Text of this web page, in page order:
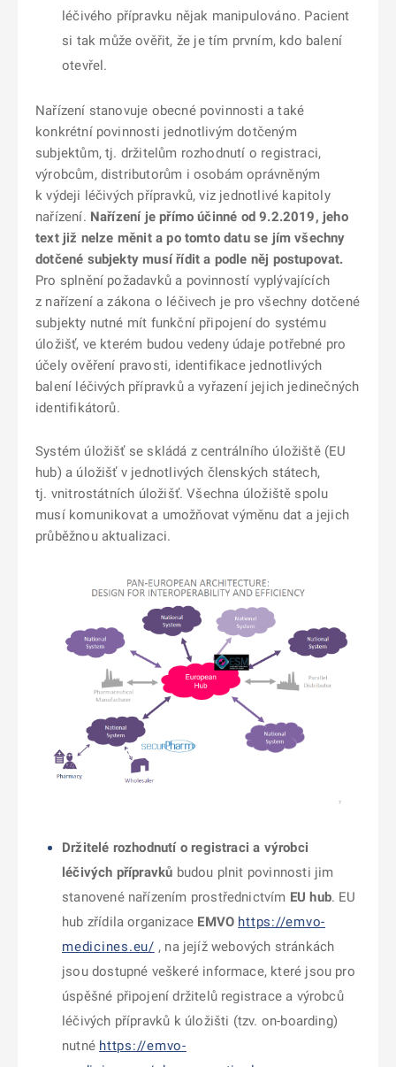
léčivého přípravku nějak manipulováno. Pacient
si tak může ověřit, že je tím prvním, kdo balení
otevřel.
Nařízení stanovuje obecné povinnosti a také
konkrétní povinnosti jednotlivým dotčeným
subjektům, tj. držitelům rozhodnutí o registraci,
výrobcům, distributorům i osobám oprávněným
k výdeji léčivých přípravků, viz jednotlivé kapitoly
nařízení. Nařízení je přímo účinné od 9.2.2019, jeho
text již nelze měnit a po tomto datu se jím všechny
dotčené subjekty musí řídit a podle něj postupovat.
Pro splnění požadavků a povinností vyplývajících
z nařízení a zákona o léčivech je pro všechny dotčené
subjekty nutné mít funkční připojení do systému
úložišť, ve kterém budou vedeny údaje potřebné pro
účely ověření pravosti, identifikace jednotlivých
balení léčivých přípravků a vyřazení jejich jedinečných
identifikátorů.
Systém úložišť se skládá zcentrálního úložiště (EU
hub) a úložišť v jednotlivých členských státech,
tj. vnitrostátních úložišť. Všechna úložiště spolu
musí komunikovat a umožňovat výměnu dat a jejich
průběžnou aktualizaci.
Držitelé rozhodnutí o registraci a výrobci
léčivých přípravků budou plnit povinnosti jim
stanovené nařízením prostřednictvím EU hub. EU
hub zřídila organizace EMVO https://emvo-
medicines.eu/ , na jejíž webových stránkách
jsou dostupné veškeré informace, které jsou pro
úspěšné připojení držitelů registrace a výrobců
léčivých přípravků k úložišti (tzv. on-boarding)
nutné https://emvo-